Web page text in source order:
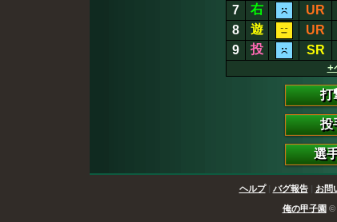
7
右 UR
8
遊 UR
9
投 SR
+
打
投
選
ヘルプ| バグ報告| お問
俺の甲子園 ©